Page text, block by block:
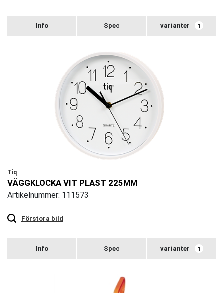
varianter 1
Tiq
VÄGGKLOCKA VIT PLAST 225MM
Artikelnummer: 111573
Förstora bild
zoom
varianter 1